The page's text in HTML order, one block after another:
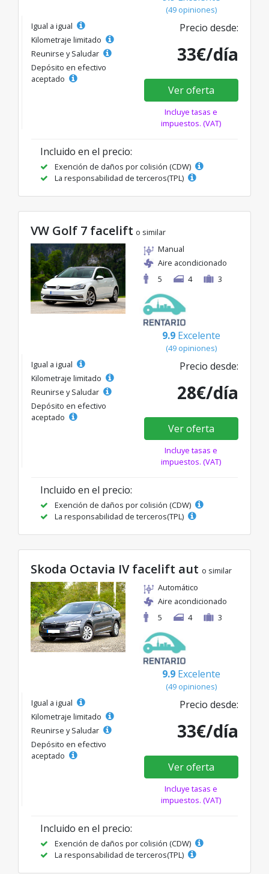
(49 opiniones)
Igual a igual
Kilometraje limitado
Reunirse y Saludar
Depósito en efectivo
aceptado
Precio desde:
33€/día
Ver oferta
Incluye tasas e
impuestos. (VAT)
Incluido en el precio:
Exención de daños por colisión (CDW)
La responsabilidad de terceros(TPL)
VW Golf 7 facelift o similar
Manual
Aire acondicionado
5
4 3
9.9 Excelente
(49 opiniones)
Igual a igual
Kilometraje limitado
Reunirse y Saludar
Depósito en efectivo
aceptado
Precio desde:
28€/día
Ver oferta
Incluye tasas e
impuestos. (VAT)
Incluido en el precio:
Exención de daños por colisión (CDW)
La responsabilidad de terceros(TPL)
Skoda Octavia IV facelift aut o similar
Automático
Aire acondicionado
5
4 3
9.9 Excelente
(49 opiniones)
Igual a igual
Kilometraje limitado
Reunirse y Saludar
Depósito en efectivo
aceptado
Precio desde:
33€/día
Ver oferta
Incluye tasas e
impuestos. (VAT)
Incluido en el precio:
Exención de daños por colisión (CDW)
La responsabilidad de terceros(TPL)